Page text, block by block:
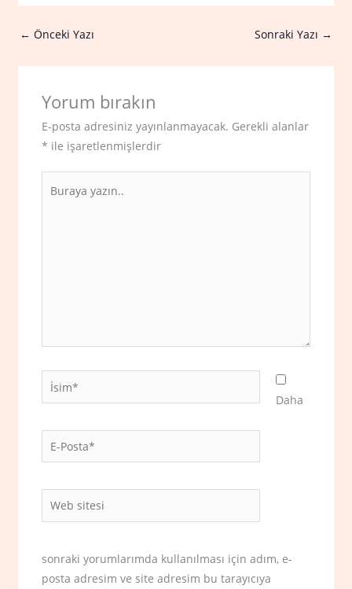
← Önceki Yazı Sonraki Yazı →
Yorum bırakın
E-posta adresiniz yayınlanmayacak. Gerekli alanlar
* ile işaretlenmişlerdir
İsim*
Posta*
Web
sitesi
Daha
sonraki yorumlarımda kullanılması için adım, e-
posta adresim ve site adresim bu tarayıcıya